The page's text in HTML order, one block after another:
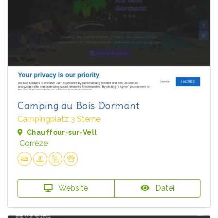
Camping au Bois Dormant
Campingplatz 3 Sterne
Chauffour-sur-Vell
Corrèze
Website Datei